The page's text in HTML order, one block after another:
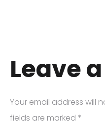
Leave
Your email address will
fields are marked *